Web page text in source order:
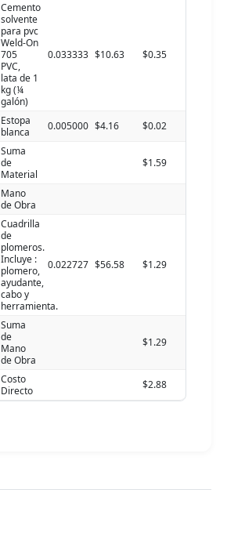
Cemento
solvente
para pvc
Weld-On
705
PVC,
lata de 1
kg (¼
galón)
0.033333 $10.63 $0.35
Estopa
blanca
0.005000 $4.16
$0.02
Suma
de
Material
$1.59
Mano
de Obra
Cuadrilla
de
plomeros.
Incluye :
plomero,
ayudante,
cabo y
herramienta.
0.022727 $56.58 $1.29
Suma
de
Mano
de Obra
$1.29
Costo
Directo
$2.88